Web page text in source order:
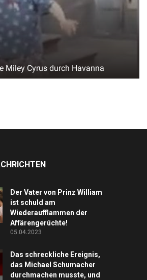
Miley Cyrus durch Havanna
Der Vater von Prinz William
ist schuld am
Wiederaufflammen der
Affärengerüchte!
05.04.2023
Das schreckliche Ereignis,
das Michael Schumacher
durchmachen musste, und